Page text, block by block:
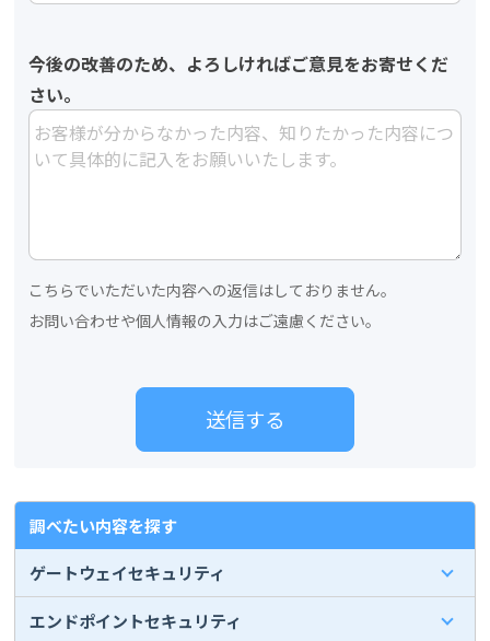
調べたい内容を探す
ゲートウェイセキュリティ
エンドポイントセキュリティ
今後の改善のため、よろしければご意見をお寄せくだ
さい。
こちらでいただいた内容への返信はしておりません。
お問い合わせや個人情報の入力はご遠慮ください。